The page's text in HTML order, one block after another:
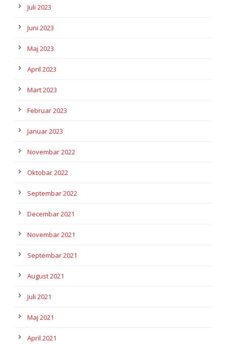
Juli 2023
Juni 2023
Maj 2023
April 2023
Mart 2023
Februar 2023
Januar 2023
Novembar 2022
Oktobar 2022
Septembar 2022
Decembar 2021
Novembar 2021
Septembar 2021
August 2021
Juli 2021
Maj 2021
April 2021